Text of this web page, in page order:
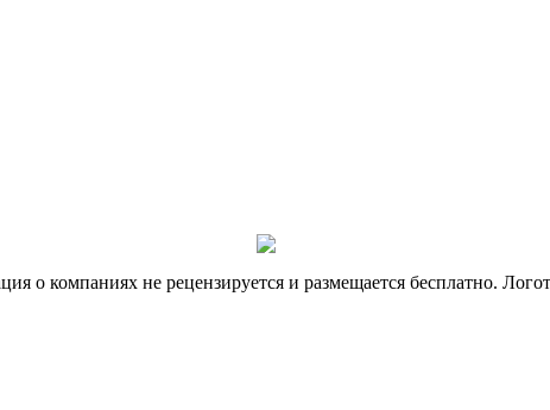
компаниях не рецензируется и размещается бесплатно.